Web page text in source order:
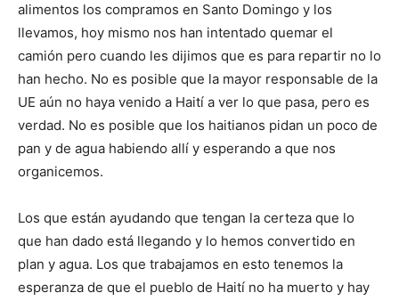
alimentos los compramos en Santo Domingo y los
llevamos, hoy mismo nos han intentado quemar el
camión pero cuando les dijimos que es para repartir no lo
han hecho. No es posible que la mayor responsable de la
UE aún no haya venido a Haití a ver lo que pasa, pero es
verdad. No es posible que los haitianos pidan un poco de
pan y de agua habiendo allí y esperando a que nos
organicemos.
Los que están ayudando que tengan la certeza que lo
que han dado está llegando y lo hemos convertido en
plan y agua. Los que trabajamos en esto tenemos la
esperanza de que el pueblo de Haití no ha muerto y hay